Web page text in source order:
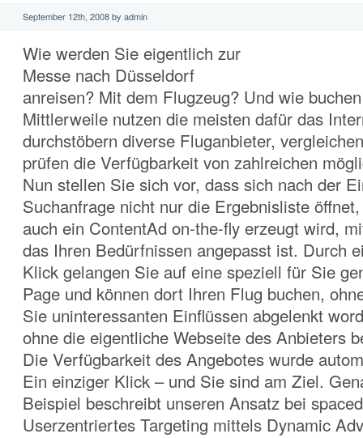
September 12th, 2008 by admin
Wie werden Sie eigentlich zur
Messe nach Düsseldorf
anreisen? Mit dem Flugzeug? Und wie
Mittlerweile nutzen die meisten dafür das
durchstöbern diverse Fluganbieter,
prüfen die Verfügbarkeit von zahlreichen
Nun stellen Sie sich vor, dass sich nach der
Suchanfrage nicht nur die Ergebnisliste
auch ein ContentAd on-the-fly erzeugt wird,
das Ihren Bedürfnissen angepasst ist. Durch
Klick gelangen Sie auf eine speziell für Sie
Page und können dort Ihren Flug buchen,
Sie uninteressanten Einflüssen abgelenkt
ohne die eigentliche Webseite des Anbieters
Die Verfügbarkeit des Angebotes wurde
Ein einziger Klick – und Sie sind am Ziel.
Beispiel beschreibt unseren Ansatz bei
Userzentriertes Targeting mittels Dynamic